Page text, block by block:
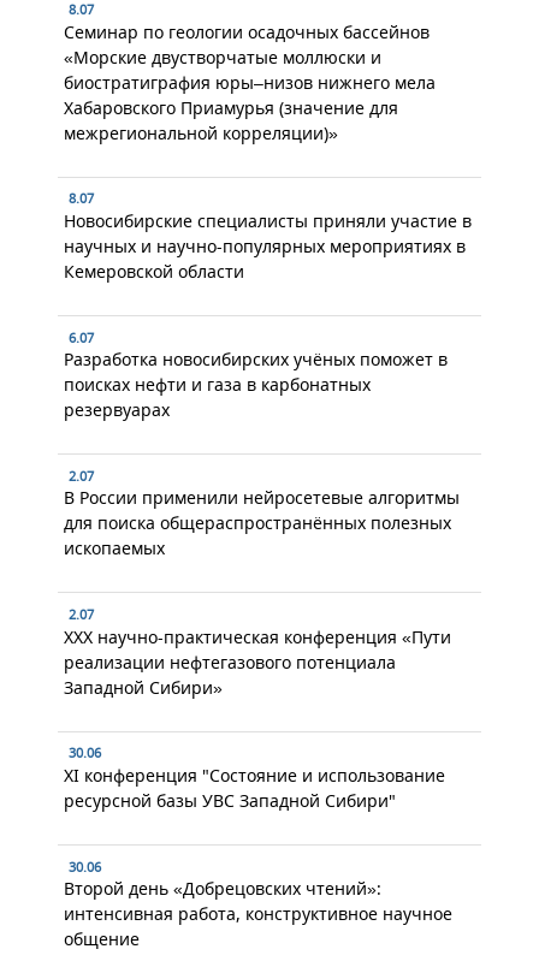
8.07
Семинар по геологии осадочных бассейнов
«Морские двустворчатые моллюски и
биостратиграфия юры–низов нижнего мела
Хабаровского Приамурья (значение для
межрегиональной корреляции)»
8.07
Новосибирские специалисты приняли участие в
научных и научно-популярных мероприятиях в
Кемеровской области
6.07
Разработка новосибирских учёных поможет в
поисках нефти и газа в карбонатных
резервуарах
2.07
В России применили нейросетевые алгоритмы
для поиска общераспространённых полезных
ископаемых
2.07
XXX научно-практическая конференция «Пути
реализации нефтегазового потенциала
Западной Сибири»
30.06
XI конференция "Состояние и использование
ресурсной базы УВС Западной Сибири"
30.06
Второй день «Добрецовских чтений»:
интенсивная работа, конструктивное научное
общение